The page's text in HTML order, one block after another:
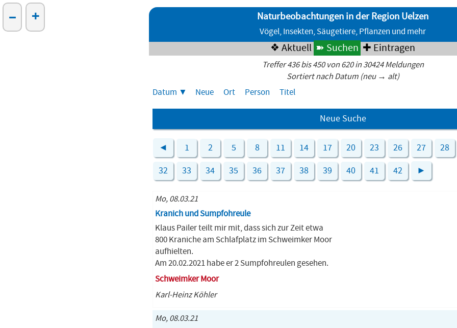
Naturbeobachtungen in der Region Uelzen
Vögel, Insekten, Säugetiere, Pflanzen und mehr
❖ Aktuell ➽ Suchen ✚ Eintragen
Treffer 436 bis 450 von 620 in 30424 Meldungen
Sortiert nach Datum (neu → alt)
Datum
Neue Ort Person Titel
Neue Suche
◄ 1 2 5 8 11 14 17 20 23 26 27 28
32 33 34 35 36 37 38 39 40 41 42 ►
Mo, 08.03.21
Kranich und Sumpfohreule
Klaus Pailer teilt mir mit, dass sich zur Zeit etwa
800 Kraniche am Schlafplatz im Schweimker Moor
aufhielten.
Am 20.02.2021 habe er 2 Sumpfohreulen gesehen.
Schweimker Moor
Karl-Heinz Köhler
Mo, 08.03.21
– +